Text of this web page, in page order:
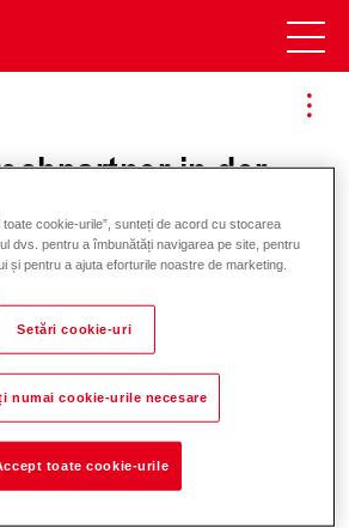
in der
dieser Seite zu sehen,
bitte an
cookie-urile”, sunteți de acord cu stocarea
dvs. pentru a îmbunătăți navigarea pe site, pentru
și pentru a ajuta eforturile noastre de marketing.
Setări cookie-uri
numai cookie-urile necesare
toate cookie-urile